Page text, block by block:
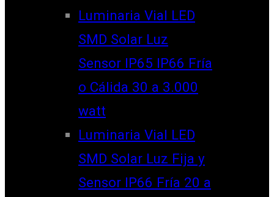
Luminaria Vial LED
SMD Solar Luz
Sensor IP65 IP66 Fría
o Cálida 30 a 3.000
watt
Luminaria Vial LED
SMD Solar Luz Fija y
Sensor IP66 Fría 20 a